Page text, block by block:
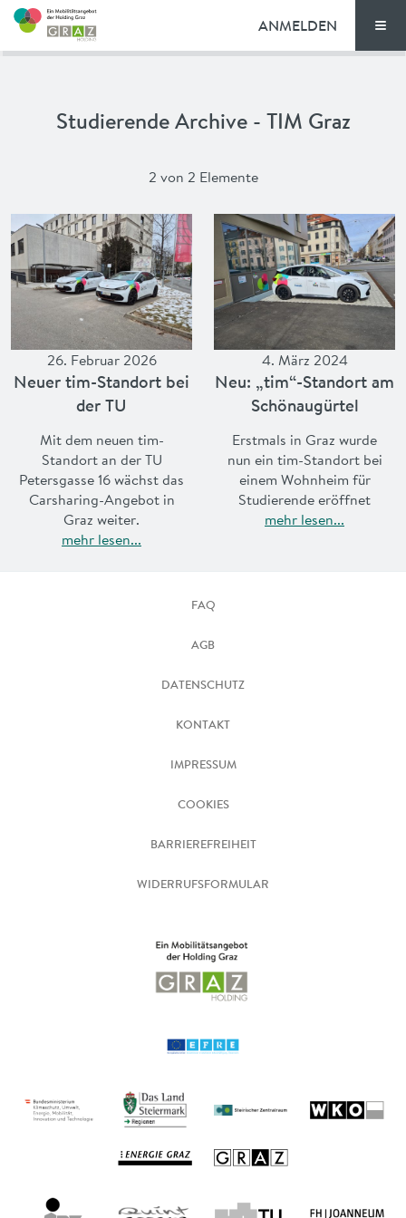
FAQ
VORTEILE
ENGLISH
ANMELDEN
Studierende Archive - TIM Graz
2 von 2 Elemente
26. Februar 2026
Neuer tim-Standort bei
der TU
Mit dem neuen tim-
Standort an der TU
Petersgasse 16 wächst das
Carsharing-Angebot in
Graz weiter.
mehr lesen...
4. März 2024
Neu: „tim“-Stand­ort am
Schönaugürtel
Erstmals in Graz wurde
nun ein tim-Standort bei
einem Wohnheim für
Studierende eröffnet
mehr lesen...
FAQ
AGB
DATENSCHUTZ
KONTAKT
IMPRESSUM
COOKIES
BARRIEREFREIHEIT
WIDERRUFSFORMULAR